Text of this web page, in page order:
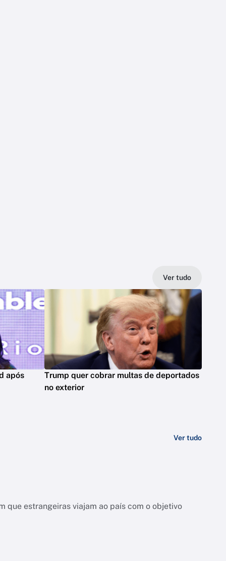
Ver tudo
após
Trump quer cobrar multas de deportados
no exterior
Ver tudo
que estrangeiras viajam ao país com o objetivo